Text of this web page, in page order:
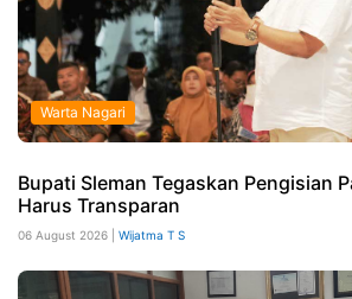
Warta Nagari
Bupati Sleman Tegaskan Pengisian
Harus Transparan
06 August 2026 | Wijatma T S